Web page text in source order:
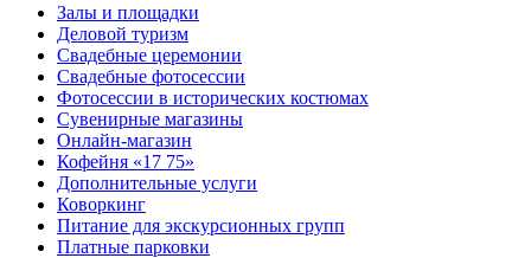
Залы и площадки
Деловой туризм
Свадебные церемонии
Свадебные фотосессии
Фотосессии в исторических костюмах
Сувенирные магазины
Онлайн-магазин
Кофейня «17 75»
Дополнительные услуги
Коворкинг
Питание для экскурсионных групп
Платные парковки